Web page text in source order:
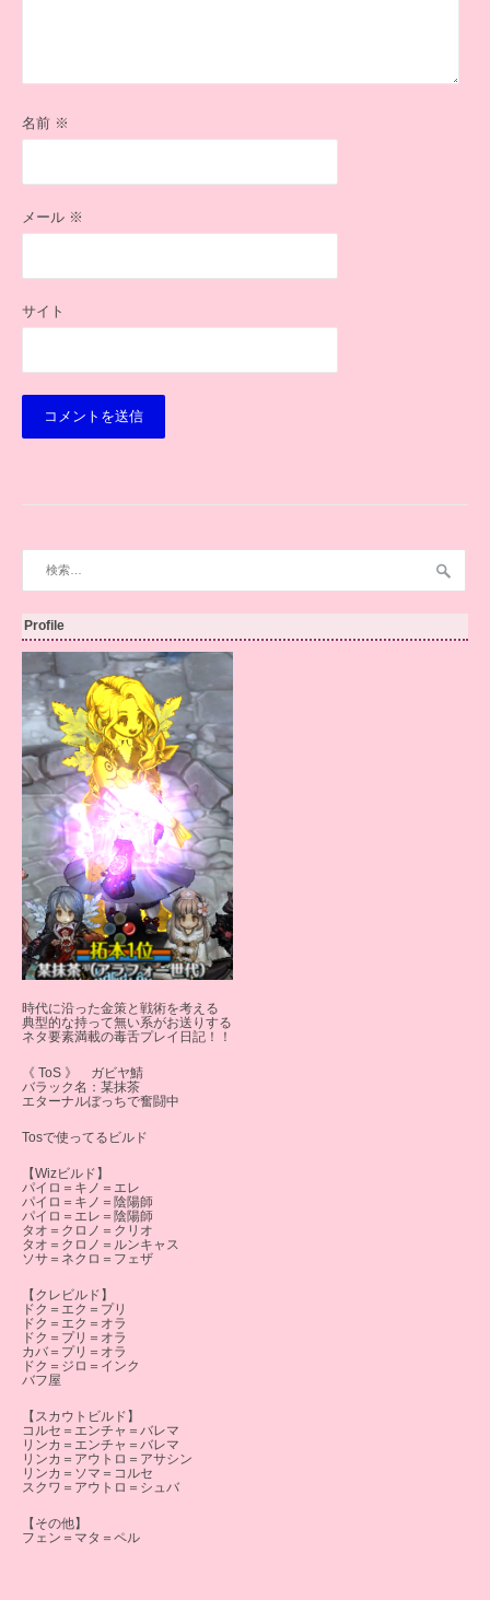
名前 ※
メール ※
サイト
Profile
時代に沿った金策と戦術を考える
典型的な持って無い系がお送りする
ネタ要素満載の毒舌プレイ日記！！
《 ToS 》 ガビヤ鯖
バラック名：某抹茶
エターナルぼっちで奮闘中
Tosで使ってるビルド
【Wizビルド】
パイロ＝キノ＝エレ
パイロ＝キノ＝陰陽師
パイロ＝エレ＝陰陽師
タオ＝クロノ＝クリオ
タオ＝クロノ＝ルンキャス
ソサ＝ネクロ＝フェザ
【クレビルド】
ドク＝エク＝プリ
ドク＝エク＝オラ
ドク＝プリ＝オラ
カバ＝プリ＝オラ
ドク＝ジロ＝インク
バフ屋
【スカウトビルド】
コルセ＝エンチャ＝バレマ
リンカ＝エンチャ＝バレマ
リンカ＝アウトロ＝アサシン
リンカ＝ソマ＝コルセ
スクワ＝アウトロ＝シュバ
【その他】
フェン＝マタ＝ペル